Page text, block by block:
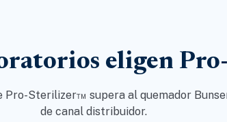
eligen
Pro-Sterilizer™ supera al quemador
de canal distribuidor.